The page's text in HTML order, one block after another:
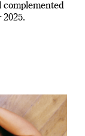
complemented
2025.